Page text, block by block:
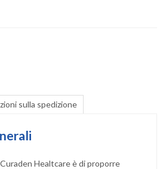
sulla spedizione
Healtcare è di proporre